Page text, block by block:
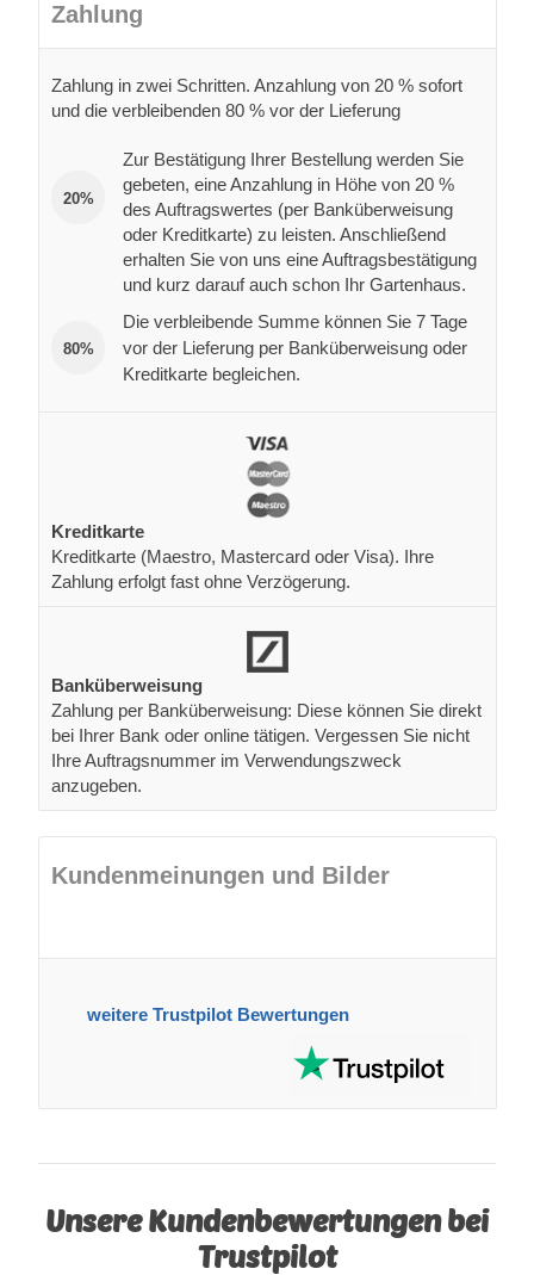
Zahlung
Zahlung in zwei Schritten. Anzahlung von 20 % sofort
und die verbleibenden 80 % vor der Lieferung
20%
Zur Bestätigung Ihrer Bestellung werden Sie
gebeten, eine Anzahlung in Höhe von 20 %
des Auftragswertes (per Banküberweisung
oder Kreditkarte) zu leisten. Anschließend
erhalten Sie von uns eine Auftragsbestätigung
und kurz darauf auch schon Ihr Gartenhaus.
80%
Die verbleibende Summe können Sie 7 Tage
vor der Lieferung per Banküberweisung oder
Kreditkarte begleichen.
Kreditkarte
Kreditkarte (Maestro, Mastercard oder Visa). Ihre
Zahlung erfolgt fast ohne Verzögerung.
Banküberweisung
Zahlung per Banküberweisung: Diese können Sie direkt
bei Ihrer Bank oder online tätigen. Vergessen Sie nicht
Ihre Auftragsnummer im Verwendungszweck
anzugeben.
Kundenmeinungen und Bilder
weitere Trustpilot Bewertungen
Unsere Kundenbewertungen bei
Trustpilot